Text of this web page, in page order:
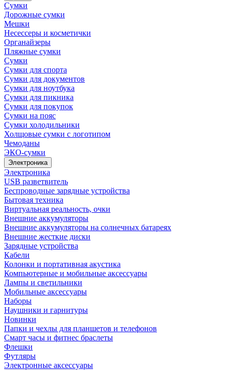
Сумки
Дорожные сумки
Мешки
Несессеры и косметички
Органайзеры
Пляжные сумки
Сумки
Сумки для спорта
Сумки для документов
Сумки для ноутбука
Сумки для пикника
Сумки для покупок
Сумки на пояс
Сумки холодильники
Холщовые сумки с логотипом
Чемоданы
ЭКО-сумки
Электроника
Электроника
USB разветвитель
Беспроводные зарядные устройства
Бытовая техника
Виртуальная реальность, очки
Внешние аккумуляторы
Внешние аккумуляторы на солнечных батареях
Внешние жесткие диски
Зарядные устройства
Кабели
Колонки и портативная акустика
Компьютерные и мобильные аксессуары
Лампы и светильники
Мобильные аксессуары
Наборы
Наушники и гарнитуры
Новинки
Папки и чехлы для планшетов и телефонов
Смарт часы и фитнес браслеты
Флешки
Футляры
Электронные аксессуары